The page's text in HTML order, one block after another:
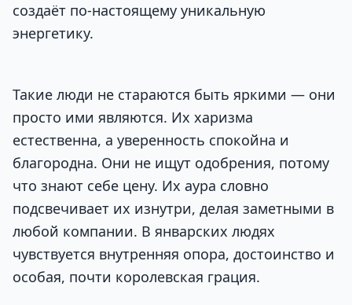
создаёт по-настоящему уникальную
энергетику.
Такие люди не стараются быть яркими — они
просто ими являются. Их харизма
естественна, а уверенность спокойна и
благородна. Они не ищут одобрения, потому
что знают себе цену. Их аура словно
подсвечивает их изнутри, делая заметными в
любой компании. В январских людях
чувствуется внутренняя опора, достоинство и
особая, почти королевская грация.